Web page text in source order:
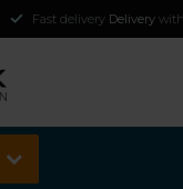
Fast delivery Delivery